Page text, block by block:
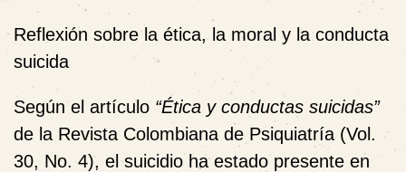
Reflexión sobre la ética, la moral y la conducta
suicida
Según el artículo “Ética y conductas suicidas”
de la Revista Colombiana de Psiquiatría (Vol.
30, No. 4), el suicidio ha estado presente en